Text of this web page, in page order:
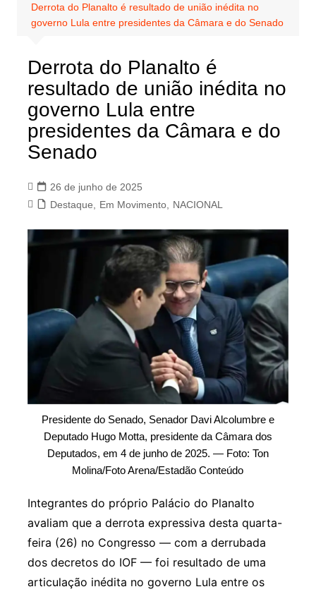
Derrota do Planalto é resultado de união inédita no
governo Lula entre presidentes da Câmara e do Senado
Derrota do Planalto é
resultado de união inédita no
governo Lula entre
presidentes da Câmara e do
Senado
26 de junho de 2025
Destaque
Em Movimento, NACIONAL
Presidente do Senado, Senador Davi Alcolumbre e
Deputado Hugo Motta, presidente da Câmara dos
Deputados, em 4 de junho de 2025. — Foto: Ton
Molina/Foto Arena/Estadão Conteúdo
Integrantes do próprio Palácio do Planalto
avaliam que a derrota expressiva desta quarta-
feira (26) no Congresso — com a derrubada
dos decretos do IOF — foi resultado de uma
articulação inédita no governo Lula entre os